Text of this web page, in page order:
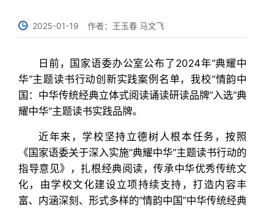
2025-01-19 作者：王玉春 马文飞
日前，国家语委办公室公布了2024年“典耀中
华”主题读书行动创新实践案例名单，我校“情韵中
国：中华传统经典立体式阅读诵读研读品牌”入选“典
耀中华”主题读书实践品牌。
近年来，学校坚持立德树人根本任务，按照
《国家语委关于深入实施“典耀中华”主题读书行动的
指导意见》，扎根经典阅读，传承中华优秀传统文
化，由学校文化建设立项持续支持，打造内容丰
富、内涵深刻、形式多样的“情韵中国”中华传统经典